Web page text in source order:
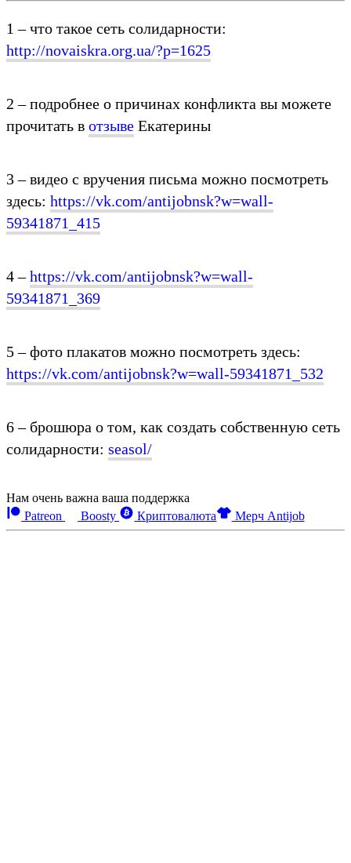
1 – что такое сеть солидарности:
http://novaiskra.org.ua/?p=1625
2 – подробнее о причинах конфликта вы можете
прочитать в отзыве Екатерины
3 – видео с вручения письма можно посмотреть
здесь: https://vk.com/antijobnsk?w=wall-
59341871_415
4 –https://vk.com/antijobnsk?w=wall-
59341871_369
5 – фото плакатов можно посмотреть здесь:
https://vk.com/antijobnsk?w=wall-59341871_532
6 – брошюра о том, как создать собственную сеть
солидарности: seasol/
Нам очень важна ваша поддержка
Patreon
Boosty Криптовалюта Мерч Antijob